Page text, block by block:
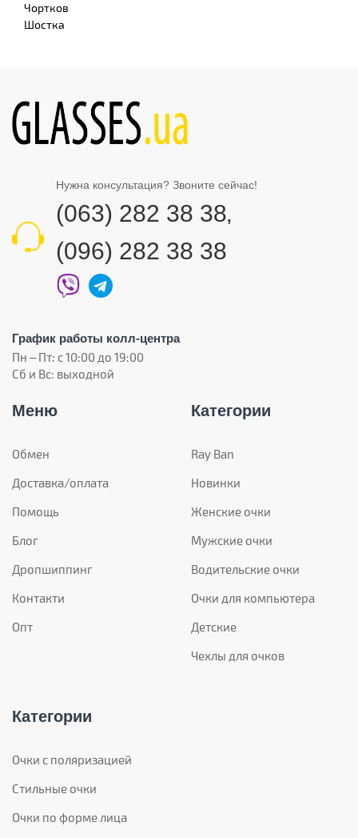
Чортков
Шостка
Нужна консультация? Звоните сейчас!
(063) 282 38 38,
(096) 282 38 38
График работы колл-центра
Пн – Пт: с 10:00 до 19:00
Сб и Вс: выходной
Меню
Обмен
Доставка/оплата
Помощь
Блог
Дропшиппинг
Контакти
Опт
Категории
Ray Ban
Новинки
Женские очки
Мужские очки
Водительские очки
Очки для компьютера
Детские
Чехлы для очков
Категории
Очки с поляризацией
Стильные очки
Очки по форме лица